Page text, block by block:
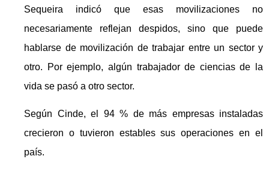
Sequeira indicó que esas movilizaciones no
necesariamente reflejan despidos, sino que puede
hablarse de movilización de trabajar entre un sector y
otro. Por ejemplo, algún trabajador de ciencias de la
vida se pasó a otro sector.
Según Cinde, el 94 % de más empresas instaladas
crecieron o tuvieron estables sus operaciones en el
país.